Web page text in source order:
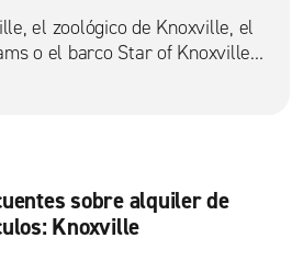
el zoológico de Knoxville, el
o el barco Star of Knoxville
sobre alquiler de
Knoxville